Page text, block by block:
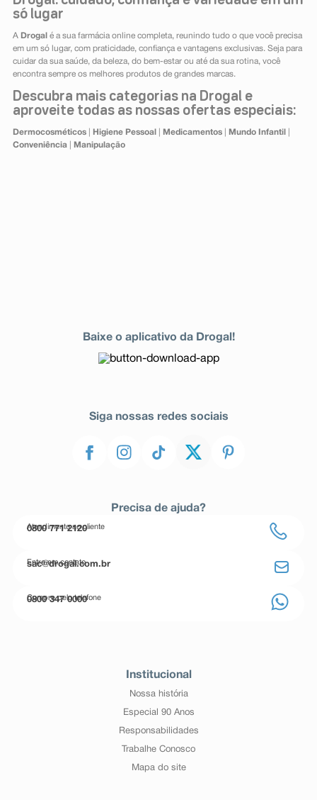
só lugar
A Drogal é a sua farmácia online completa, reunindo tudo o que você precisa
em um só lugar, com praticidade, confiança e vantagens exclusivas. Seja para
cuidar da sua saúde, da beleza, do bem-estar ou até da sua rotina, você
encontra sempre os melhores produtos de grandes marcas.
Descubra mais categorias na Drogal e
aproveite todas as nossas ofertas especiais:
Dermocosméticos| Higiene Pessoal Medicamentos| Mundo Infantil
Conveniência| Manipulação
Baixe o aplicativo da Drogal!
Siga nossas redes sociais
Precisa de ajuda?
Atendimento ao cliente
0800 771 2120
Entre em contato
sac@drogal.com.br
Compre pelo telefone
0800 347 0000
Institucional
Nossa história
Especial 90 Anos
Responsabilidades
Trabalhe Conosco
Mapa do site